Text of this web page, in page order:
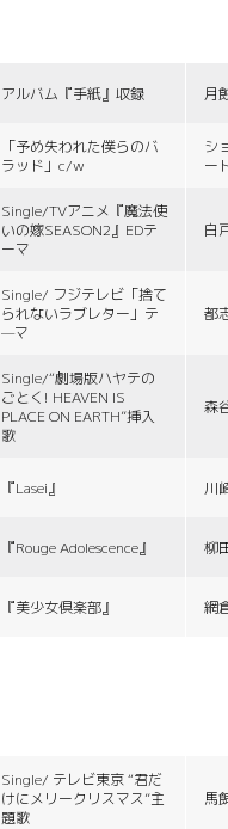
アルバム『手紙』収録 月
「予め失われた僕らのバ
ラッド」c/w
シ
ー
Single/TVアニメ『魔法使
いの嫁SEASON2』EDテ
ーマ
白
Single/ フジテレビ「捨て
られないラブレター」テ
—マ
都
Single/“劇場版ハヤテの
ごとく! HEAVEN IS
PLACE ON EARTH”挿入
歌
森
『Lasei』 川
『Rouge Adolescence』 柳
『美少女倶楽部』 網
Single/ テレビ東京 “君だ
けにメリークリスマス”主
題歌
馬